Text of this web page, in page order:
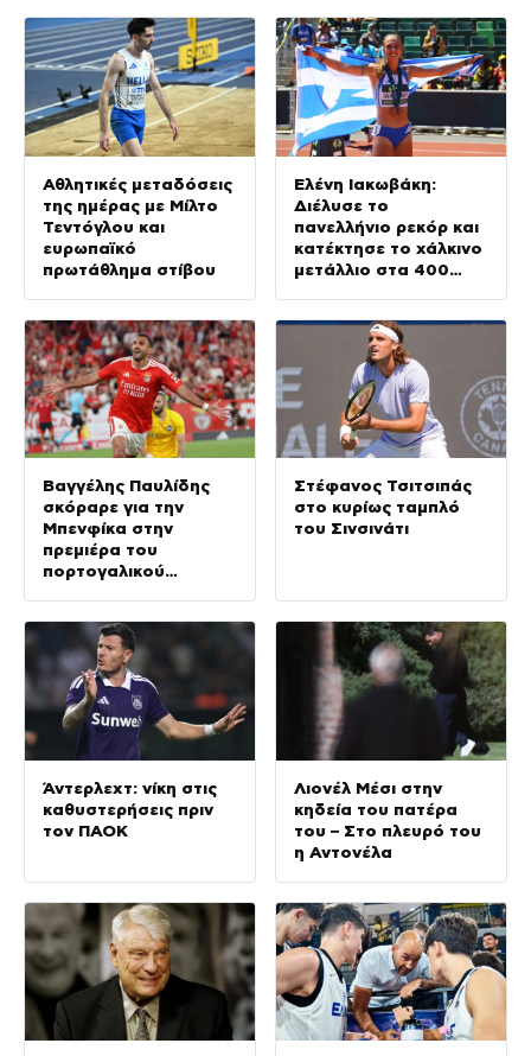
Αθλητικές μεταδόσεις
της ημέρας με Μίλτο
Τεντόγλου και
ευρωπαϊκό
πρωτάθλημα στίβου
Ελένη Ιακωβάκη:
Διέλυσε το
πανελλήνιο ρεκόρ και
κατέκτησε το χάλκινο
μετάλλιο στα 400
πρωτάθλημα Κ20
Βαγγέλης Παυλίδης
σκόραρε για την
Μπενφίκα στην
πρεμιέρα του
πορτογαλικού
Στέφανος Τσιτσιπάς
στο κυρίως ταμπλό
του Σινσινάτι
Άντερλεχτ: νίκη στις
καθυστερήσεις πριν
τον ΠΑΟΚ
Λιονέλ Μέσι στην
κηδεία του πατέρα
του – Στο πλευρό του
η Αντονέλα